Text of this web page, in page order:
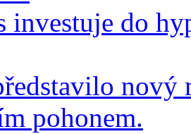
investuje do
nový
pohonem.